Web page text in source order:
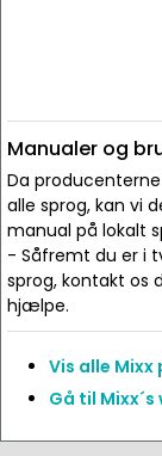
Manualer og
Da
alle sprog, kan vi
manual på lokalt
- Såfremt du er i
sprog, kontakt os
hjælpe.
Vis alle
Gå til